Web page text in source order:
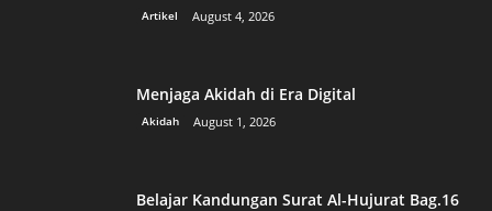
Artikel August 4, 2026
Menjaga Akidah di Era Digital
Akidah August 1, 2026
Belajar Kandungan Surat Al-Hujurat Bag.16